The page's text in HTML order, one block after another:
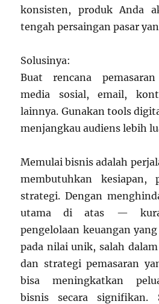
konsisten, produk Anda
tengah persaingan pasar
Solusinya:
Buat rencana
media sosial, email,
lainnya. Gunakan tools
menjangkau audiens lebih
Memulai bisnis adalah
membutuhkan kesiapan,
strategi. Dengan
utama di atas —
pengelolaan keuangan
pada nilai unik, salah
dan strategi pemasaran
bisa meningkatkan
bisnis secara